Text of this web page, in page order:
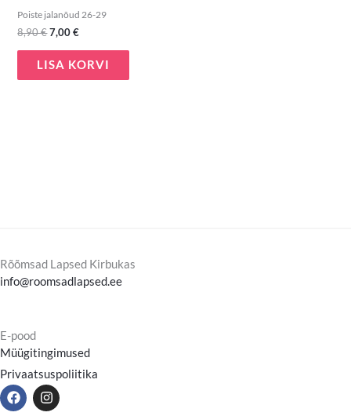
Poiste jalanõud 26-29
8,90€7,00€
LISA KORVI
Rõõmsad Lapsed Kirbukas
info@roomsadlapsed.ee
E-pood
Müügitingimused
Privaatsuspoliitika
F
a
I
n